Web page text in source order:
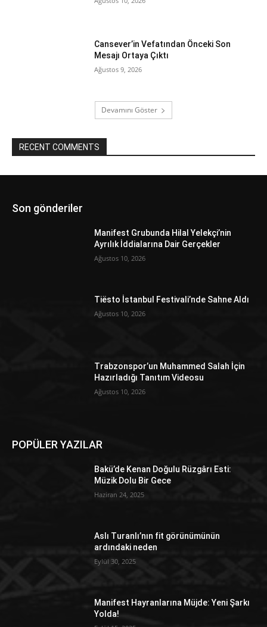
Cansever’in Vefatından Önceki Son
Mesajı Ortaya Çıktı
Ağustos 9, 2026
Devamını Göster
RECENT COMMENTS
Son gönderiler
Manifest Grubunda Hilal Yelekçi’nin
Ayrılık İddialarına Dair Gerçekler
Ağustos 10, 2026
Tiësto İstanbul Festivali’nde Sahne Aldı
Ağustos 10, 2026
Trabzonspor’un Muhammed Salah İçin
Hazırladığı Tanıtım Videosu
Ağustos 10, 2026
POPÜLER YAZILAR
Bakü’de Kenan Doğulu Rüzgârı Esti:
Müzik Dolu Bir Gece
Haziran 24, 2025
Aslı Turanlı’nın fit görünümünün
ardındaki neden
Eylül 30, 2025
Manifest Hayranlarına Müjde: Yeni Şarkı
Yolda!